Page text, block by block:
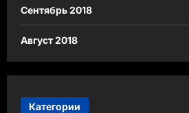
Сентябрь 2018
Август 2018
Категории